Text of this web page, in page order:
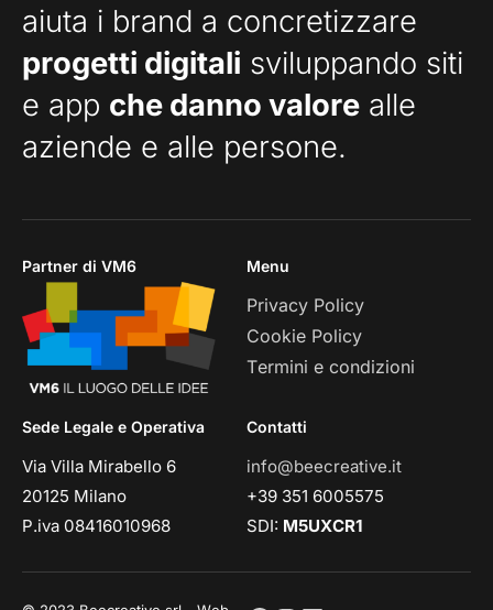
aiuta i brand a concretizzare
progetti digitali sviluppando siti
e app che danno valore alle
aziende e alle persone.
Partner di VM6 Menu
Privacy Policy
Cookie Policy
Termini e condizioni
Sede Legale e Operativa
Via Villa Mirabello 6
20125 Milano
P.iva 08416010968
Contatti
info@beecreative.it
+39 351 6005575
SDI: M5UXCR1